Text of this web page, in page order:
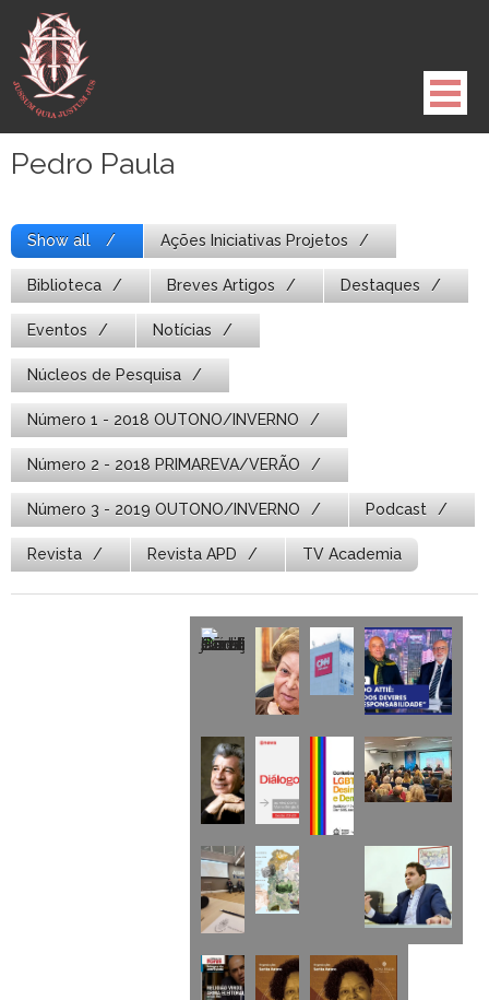
para
conteúdo
Pedro Paula
Show all Ações Iniciativas Projetos
Biblioteca Breves Artigos Destaques
Eventos Notícias
Núcleos de Pesquisa
Número 1 - 2018 OUTONO/INVERNO
Número 2 - 2018 PRIMAREVA/VERÃO
Número 3 - 2019 OUTONO/INVERNO Podcast
Revista Revista APD TV Academia